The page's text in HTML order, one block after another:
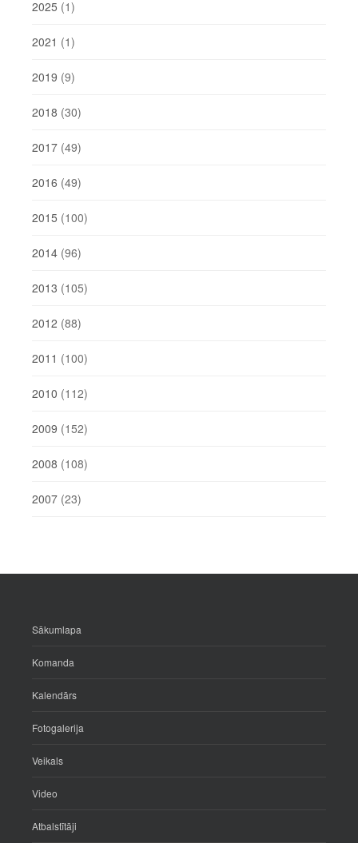
2025 (1)
2021 (1)
2019 (9)
2018 (30)
2017 (49)
2016 (49)
2015 (100)
2014 (96)
2013 (105)
2012 (88)
2011 (100)
2010 (112)
2009 (152)
2008 (108)
2007 (23)
Sākumlapa
Komanda
Kalendārs
Fotogalerija
Veikals
Video
Atbalstītāji